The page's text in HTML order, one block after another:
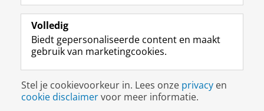
o
p
a
i
n
a
I
-
p
g
i
n
e
R
k
s
u
r
m
c
c
o
e
k
a
a
Alumni
Over ons
Disclaimer & Copyright
Inloggen
Volledig
Biedt gepersonaliseerde content en maakt
gebruik van marketingcookies.
Stel je cookievoorkeur in. Lees onze privacy en
cookie disclaimervoor meer informatie.